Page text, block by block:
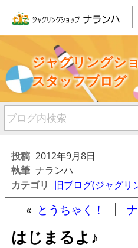
ジャグリングシ
スタッフブログ
投稿 2012年9月8日
執筆 ナランハ
カテゴリ 旧ブログ(ジャグリ
« とうちゃく！
はじまるよ♪